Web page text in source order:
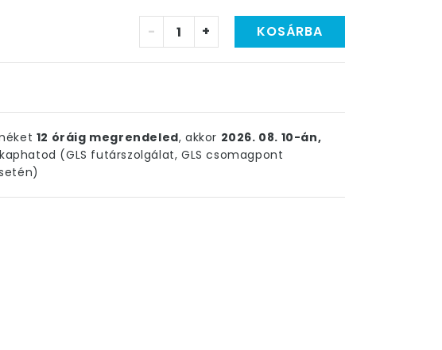
- + KOSÁRBA
12 óráig megrendeled, akkor 2026. 08. 10-án,
(GLS futárszolgálat, GLS csomagpont